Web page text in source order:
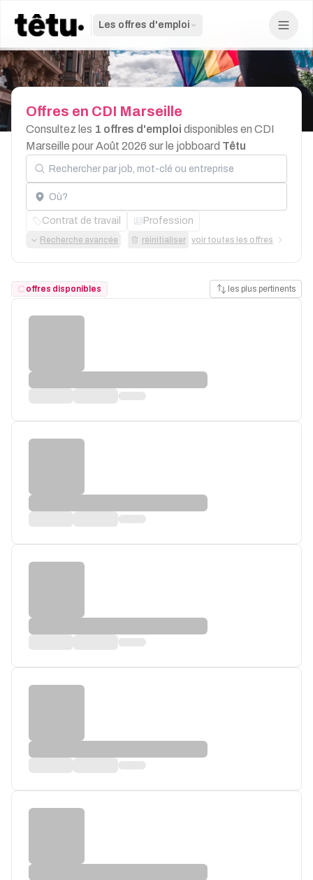
Les offres d'emploi
Offres en CDI Marseille
Consultez les 1 offres d'emploi disponibles en CDI
Marseille pour Août 2026 sur le jobboard Têtu
Rechercher par job, mot-clé ou entreprise
Localisation
Contrat de travail Profession
Recherche avancée réinitialiser voir toutes les offres
offres disponibles les plus pertinents